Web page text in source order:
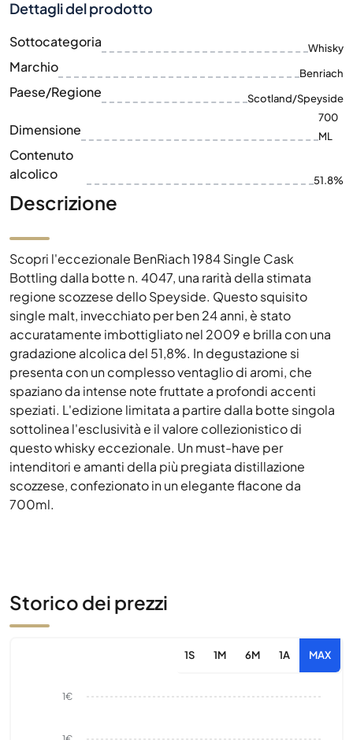
Dettagli del prodotto
Sottocategoria Whisky
Marchio Benriach
Paese/Regione Scotland/Speyside
Dimensione
700
ML
Contenuto
alcolico
51.8%
Descrizione
Scopri l'eccezionale BenRiach 1984 Single Cask
Bottling dalla botte n. 4047, una rarità della stimata
regione scozzese dello Speyside. Questo squisito
single malt, invecchiato per ben 24 anni, è stato
accuratamente imbottigliato nel 2009 e brilla con una
gradazione alcolica del 51,8%. In degustazione si
presenta con un complesso ventaglio di aromi, che
spaziano da intense note fruttate a profondi accenti
speziati. L'edizione limitata a partire dalla botte singola
sottolinea l'esclusività e il valore collezionistico di
questo whisky eccezionale. Un must-have per
intenditori e amanti della più pregiata distillazione
scozzese, confezionato in un elegante flacone da
700ml.
Storico dei prezzi
1S 1M 6M 1A MAX
1€